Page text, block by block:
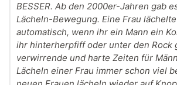
BESSER. Ab den 2000er-Jahren gab
Lächeln-Bewegung. Eine Frau
automatisch, wenn ihr ein Mann ein
ihr hinterherpfiff oder unter den Rock
verwirrende und harte Zeiten für
Lächeln einer Frau immer schon viel